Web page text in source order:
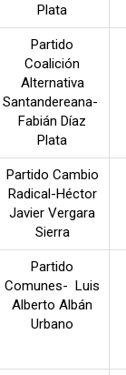
Plata
Partido
Coalición
Alternativa
Santandereana-
Fabián Díaz
Plata
Partido Cambio
Radical-Héctor
Javier Vergara
Sierra
Partido
Comunes- Luis
Alberto Albán
Urbano